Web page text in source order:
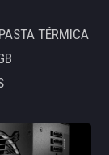
TÉRMICA